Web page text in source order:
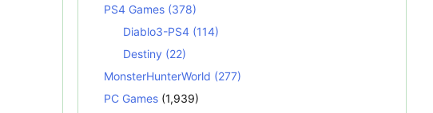
PS4 Games (378)
Diablo3-PS4 (114)
Destiny (22)
MonsterHunterWorld (277)
PC Games (1,939)